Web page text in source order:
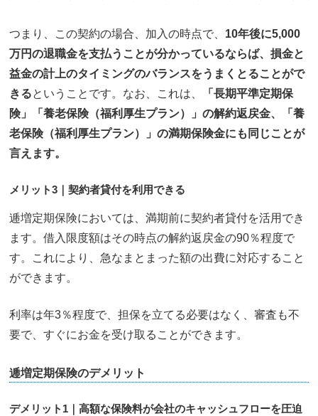
つまり、この契約の場合、加入の時点で、 10年後に5,000
万円の退職金を支払うことが分かっているならば、損金と
益金の計上のタイミングのバランスをうまくとることがで
きるということです。なお、これは、
「長期平準定期保
険」「養老保険（福利厚生プラン）」の解約返戻金、「養
老保険（福利厚生プラン）」の満期保険金にも同じことが
言えます。
メリット3｜契約者貸付を利用できる
逓増定期保険においては、満期前に契約者貸付を活用でき
ます。借入限度額はその時点の解約返戻金の90％程度で
す。これにより、急なまとまった額の出費に対応すること
ができます。
利率は年3％程度で、担保を立てる必要はなく、審査も不
要で、すぐにお金を受け取ることができます。
逓増定期保険のデメリット
デメリット1｜高額な保険料が会社のキャッシュフローを圧迫